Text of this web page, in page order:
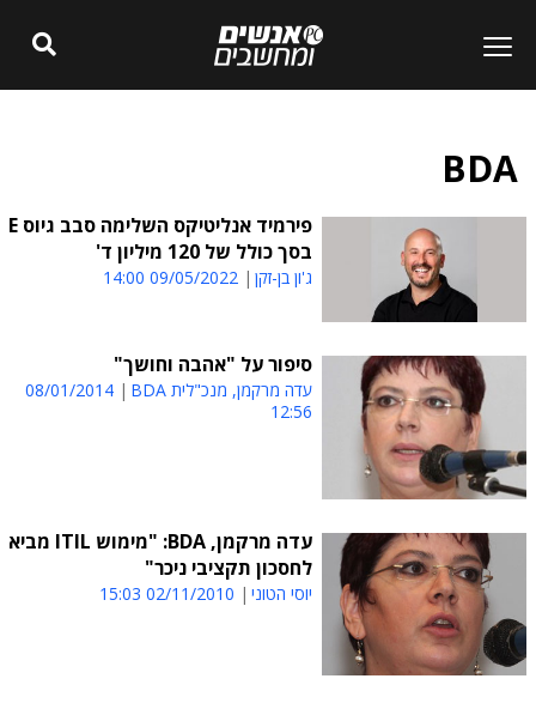
BDA
פירמיד אנליטיקס השלימה סבב גיוס E
בסך כולל של 120 מיליון ד'
ג'ון בן-זקן 09/05/2022 14:00
סיפור על "אהבה וחושך"
עדה מרקמן, מנכ"לית BDA
08/01/2014
12:56
עדה מרקמן, BDA: "מימוש ITIL מביא
לחסכון תקציבי ניכר"
יוסי הטוני 02/11/2010 15:03